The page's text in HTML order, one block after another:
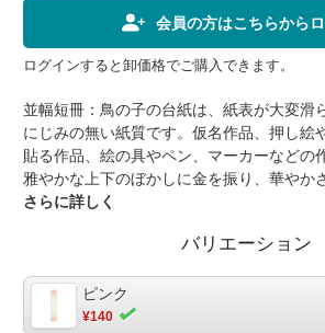
会員の方はこちらから
ログインすると卸価格でご購入できます。
並幅短冊：鳥の子の台紙は、紙表が大変滑
にじみの無い紙質です。仮名作品、押し絵
貼る作品、絵の具やペン、マーカーなどの
雅やかな上下のぼかしに金を振り、華やか
す。【商品仕様】品番：ST136-003寸法：
さらに詳しく
バリエーション
ピンク
¥140